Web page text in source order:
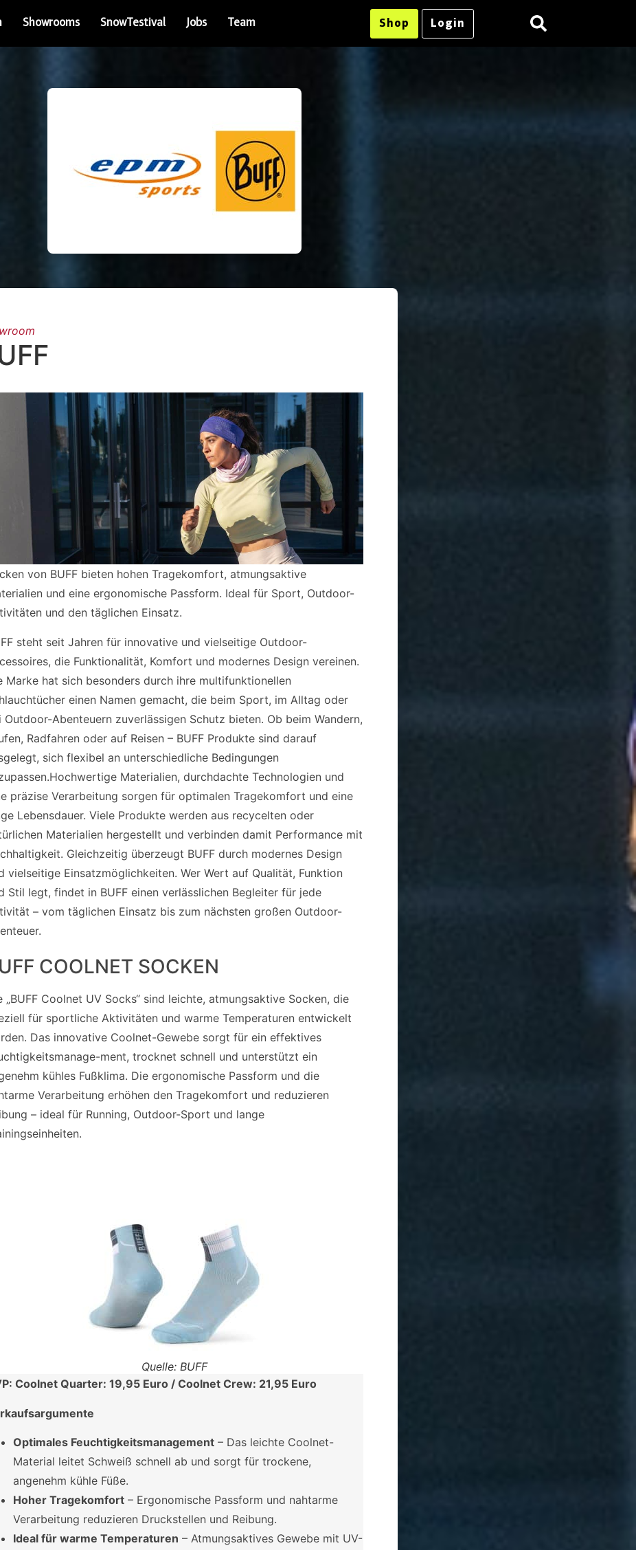
Showrooms SnowTestival Jobs Team Shop Login
von BUFF bieten hohen Tragekomfort, atmungsaktive
und eine ergonomische Passform. Ideal für Sport, Outdoor-
und den täglichen Einsatz.
steht seit Jahren für innovative und vielseitige Outdoor-
die Funktionalität, Komfort und modernes Design vereinen.
Marke hat sich besonders durch ihre multifunktionellen
einen Namen gemacht, die beim Sport, im Alltag oder
Outdoor-Abenteuern zuverlässigen Schutz bieten. Ob beim Wandern,
Radfahren oder auf Reisen – BUFF Produkte sind darauf
sich flexibel an unterschiedliche Bedingungen
Materialien, durchdachte Technologien und
präzise Verarbeitung sorgen für optimalen Tragekomfort und eine
Lebensdauer. Viele Produkte werden aus recycelten oder
Materialien hergestellt und verbinden damit Performance mit
Gleichzeitig überzeugt BUFF durch modernes Design
vielseitige Einsatzmöglichkeiten. Wer Wert auf Qualität, Funktion
Stil legt, findet in BUFF einen verlässlichen Begleiter für jede
– vom täglichen Einsatz bis zum nächsten großen Outdoor-
COOLNET SOCKEN
„BUFF Coolnet UV Socks“ sind leichte, atmungsaktive Socken, die
für sportliche Aktivitäten und warme Temperaturen entwickelt
Das innovative Coolnet-Gewebe sorgt für ein effektives
ment, trocknet schnell und unterstützt ein
kühles Fußklima. Die ergonomische Passform und die
Verarbeitung erhöhen den Tragekomfort und reduzieren
– ideal für Running, Outdoor-Sport und lange
Quelle: BUFF
Coolnet Quarter: 19,95 Euro / Coolnet Crew: 21,95 Euro
Optimales Feuchtigkeitsmanagement – Das leichte Coolnet-
Material leitet Schweiß schnell ab und sorgt für trockene,
angenehm kühle Füße.
Hoher Tragekomfort – Ergonomische Passform und nahtarme
Verarbeitung reduzieren Druckstellen und Reibung.
Ideal für warme Temperaturen – Atmungsaktives Gewebe mit UV-